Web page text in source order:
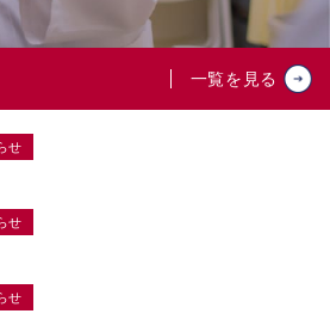
一覧を見る
せ
せ
せ